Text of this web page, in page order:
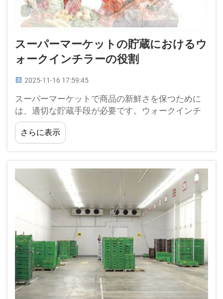
スーパーマーケットの貯蔵におけるウ
ォークインチラーの役割
2025-11-16 17:59:45
スーパーマーケットで商品の新鮮さを保つために
は、適切な貯蔵手段が必要です。ウォークインチ
ラーは、そのような冷蔵システムにおいて重要な
設備の一つです。ウォークインチラーは大型の冷
蔵庫であり、大量の食品や商品を一定の低温で保
さらに表示